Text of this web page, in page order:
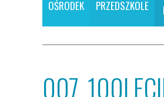
OŚRODEK PRZEDSZKOLE